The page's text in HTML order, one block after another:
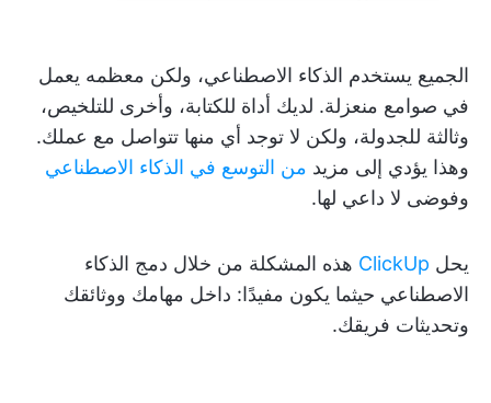
الجميع يستخدم الذكاء الاصطناعي، ولكن معظمه يعمل
في صوامع منعزلة. لديك أداة للكتابة، وأخرى للتلخيص،
وثالثة للجدولة، ولكن لا توجد أي منها تتواصل مع عملك.
وهذا يؤدي إلى مزيد من التوسع في الذكاء الاصطناعي
وفوضى لا داعي لها.
يحل ClickUp هذه المشكلة من خلال دمج الذكاء
الاصطناعي حيثما يكون مفيدًا: داخل مهامك ووثائقك
وتحديثات فريقك.